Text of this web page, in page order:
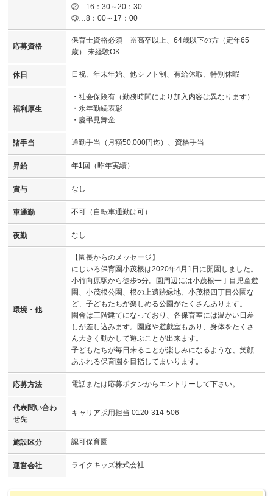
②…16：30～20：30
③…8：00～17：00
応募資格
保育士資格必須 ※高卒以上、64歳以下の方（定年65
歳） 未経験OK
休日 日祝、年末年始、他シフト制、有給休暇、特別休暇
福利厚生
・社会保険有（勤務時間により加入内容は異なります）
・永年勤続表彰
・慶弔見舞金
諸手当 通勤手当（月額50,000円迄）、資格手当
昇給 年1回（昨年実績）
賞与 なし
車通勤 不可（自転車通勤は可）
夜勤 なし
環境・他
【園長からのメッセージ】
にじいろ保育園小茂根は2020年4月1日に開園しました。
小竹向原駅から徒歩5分。園周辺には小茂根一丁目児童遊
園、小茂根公園、根の上遺跡緑地、小茂根四丁目公園な
ど、子どもたちが楽しめる公園がたくさんあります。
園舎は三階建てになっており、各保育室には温かい日差
しが差し込みます。園庭や遊戯室もあり、身体をたくさ
ん大きく動かして遊ぶことが出来ます。
子どもたちが毎日来ることが楽しみになるような、笑顔
あふれる保育園を目指してまいります。
応募方法 電話または応募ボタンからエントリーして下さい。
代表問い合わ
せ先
キャリア採用担当 0120-314-506
施設区分 認可保育園
運営会社 ライクキッズ株式会社